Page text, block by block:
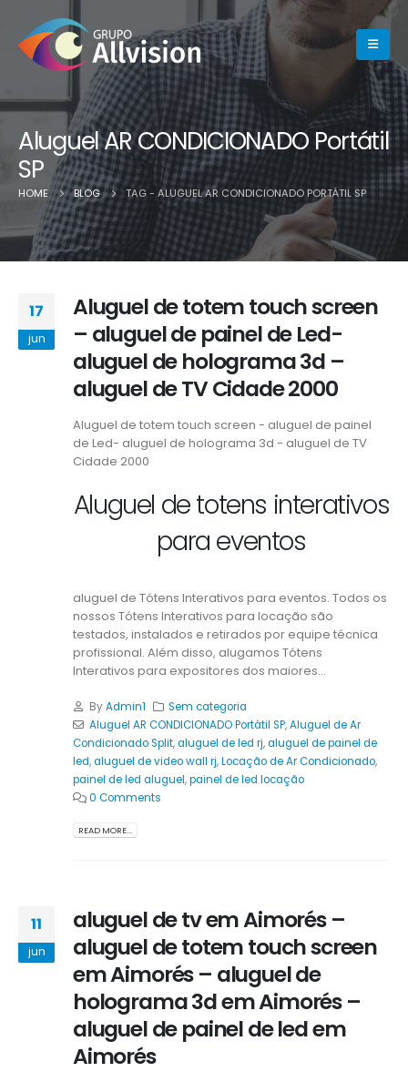
Aluguel AR CONDICIONADO Portátil
SP
HOME BLOG TAG - ALUGUEL AR CONDICIONADO PORTÁTIL SP
17
jun
Aluguel de totem touch screen
– aluguel de painel de Led-
aluguel de holograma 3d –
aluguel de TV Cidade 2000
Aluguel de totem touch screen - aluguel de painel
de Led- aluguel de holograma 3d - aluguel de TV
Cidade 2000
Aluguel de totens interativos
para eventos
aluguel de Tótens Interativos para eventos. Todos os
nossos Tótens Interativos para locação são
testados, instalados e retirados por equipe técnica
profissional. Além disso, alugamos Tótens
Interativos para expositores dos maiores...
ByAdmin1
Sem categoria
Aluguel AR CONDICIONADO Portátil SP,Aluguel de Ar
Condicionado Split,aluguel de led rj,aluguel de painel de
led,aluguel de video wall rj,Locação de Ar Condicionado,
painel de led aluguel,painel de led locação
0 Comments
READ MORE...
11
jun
aluguel de tv em Aimorés –
aluguel de totem touch screen
em Aimorés – aluguel de
holograma 3d em Aimorés –
aluguel de painel de led em
Aimorés